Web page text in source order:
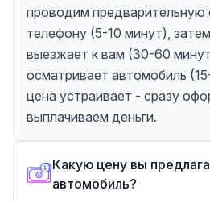
проводим предварительную
телефону (5-10 минут),
выезжает к вам (30-60
осматривает автомобиль
цена устраивает - сразу
выплачиваем деньги.
Какую цену вы
автомобиль?